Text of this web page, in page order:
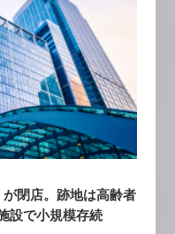
閉店。跡地は高齢者
設で小規模存続